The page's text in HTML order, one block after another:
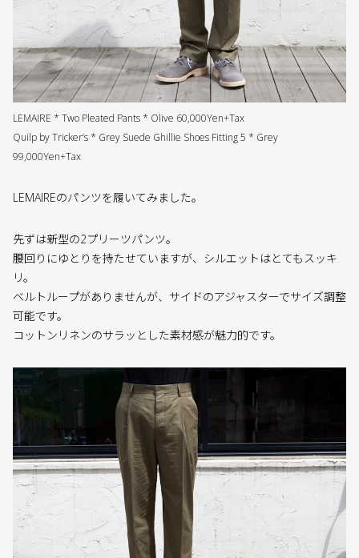
LEMAIRE * Two Pleated Pants * Olive 60,000Yen+Tax
Quilp by Tricker’s * Grey Suede Ghillie Shoes Fitting 5 * Grey
99,000Yen+Tax
LEMAIREのパンツを履いてみました。
先ずは新型の2プリーツパンツ。
腰回りにゆとりを持たせていますが、シルエットはとてもスッキ
リ。
ベルトループがありませんが、サイドのアジャスターでサイズ調整
可能です。
コットンリネンのサラッとした素材感が魅力的です。